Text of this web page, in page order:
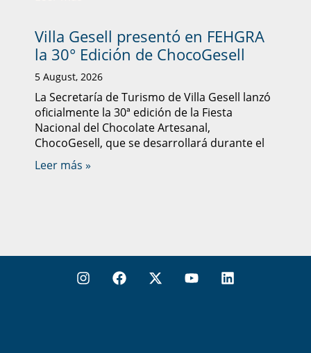
Villa Gesell presentó en FEHGRA
la 30° Edición de ChocoGesell
5 August, 2026
La Secretaría de Turismo de Villa Gesell lanzó
oficialmente la 30ª edición de la Fiesta
Nacional del Chocolate Artesanal,
ChocoGesell, que se desarrollará durante el
Leer más »